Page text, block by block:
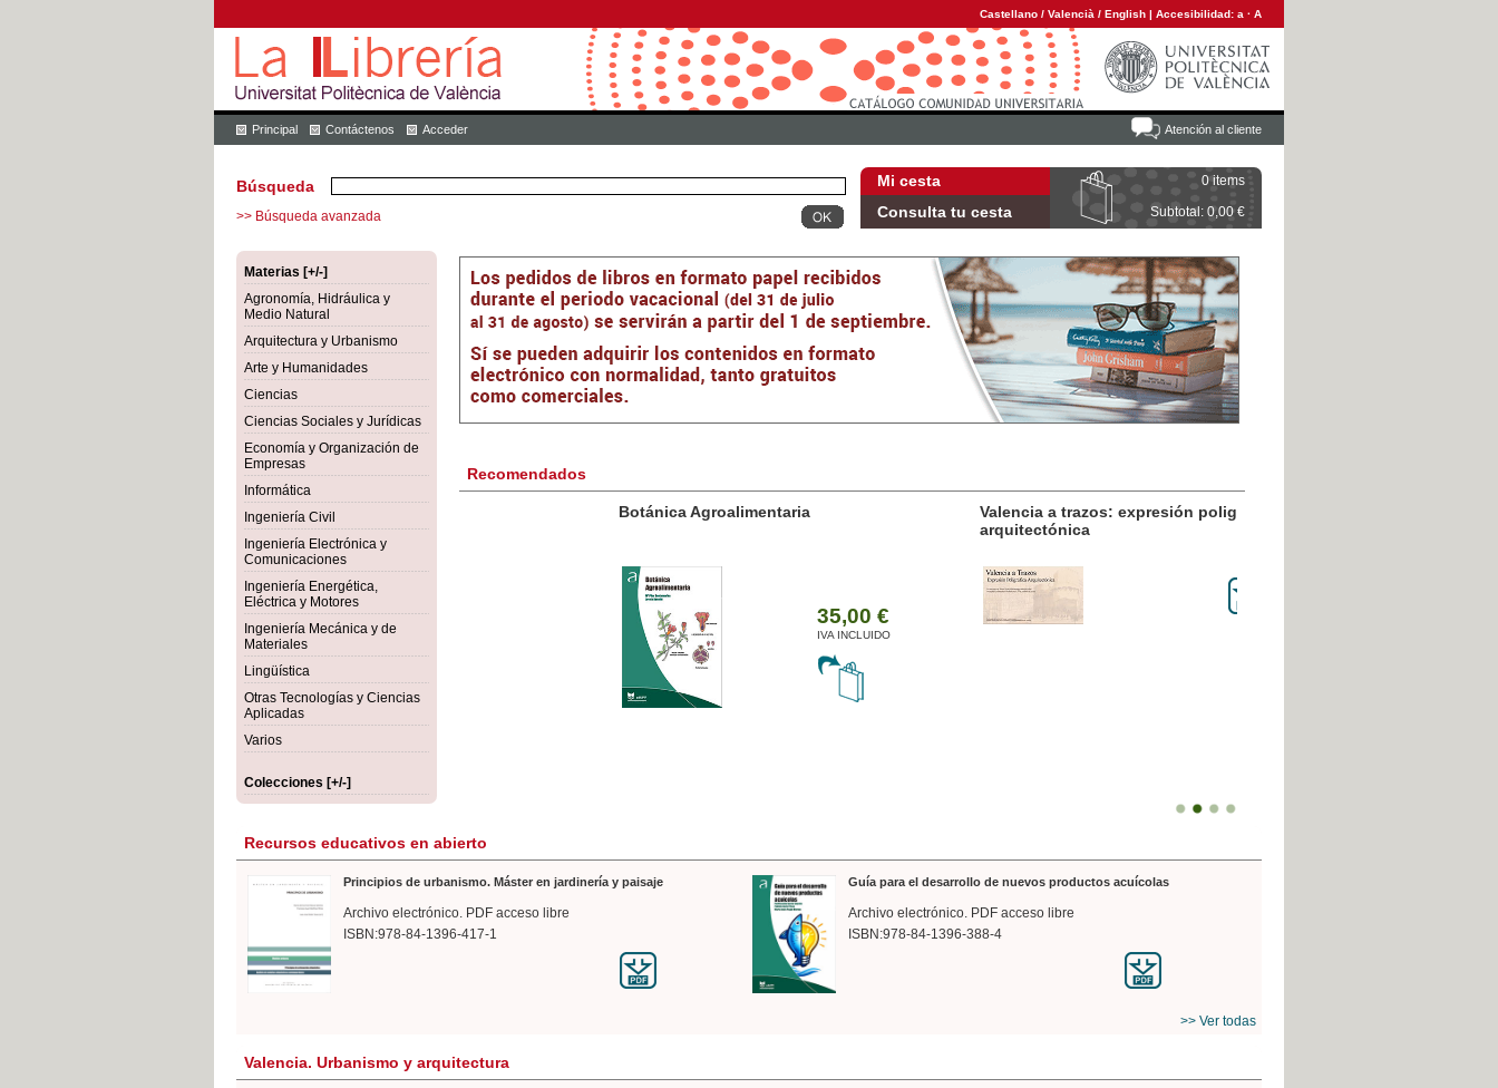
Castellano / Valencià / English | Accesibilidad: a · A
Atención al cliente
Principal Contáctenos Acceder
Mi cesta 0 items
Consulta tu cesta Subtotal: 0,00 €
Búsqueda
>> Búsqueda avanzada
Materias [+/-]
Agronomía, Hidráulica y
Medio Natural
Arquitectura y Urbanismo
Arte y Humanidades
Ciencias
Ciencias Sociales y Jurídicas
Economía y Organización de
Empresas
Informática
Ingeniería Civil
Ingeniería Electrónica y
Comunicaciones
Ingeniería Energética,
Eléctrica y Motores
Ingeniería Mecánica y de
Materiales
Lingüística
Otras Tecnologías y Ciencias
Aplicadas
Varios
Colecciones [+/-]
Recomendados
Botánica Agroalimentaria
35,00 €
IVA INCLUIDO
Valencia a trazos: expresión poligráfica
Recursos educativos en abierto
Principios de urbanismo. Máster en jardinería y paisaje
Archivo electrónico. PDF acceso libre
ISBN:978-84-1396-417-1
Guía para el desarrollo de nuevos productos acuícolas
Archivo electrónico. PDF acceso libre
ISBN:978-84-1396-388-4
>> Ver todas
Valencia. Urbanismo y arquitectura